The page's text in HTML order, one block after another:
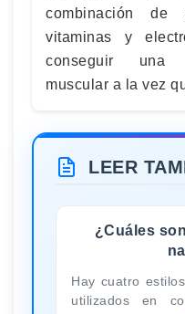
combinación de
vitaminas y
conseguir una
muscular a la vez
LEER
¿Cuáles
Hay cuatro
utilizados en